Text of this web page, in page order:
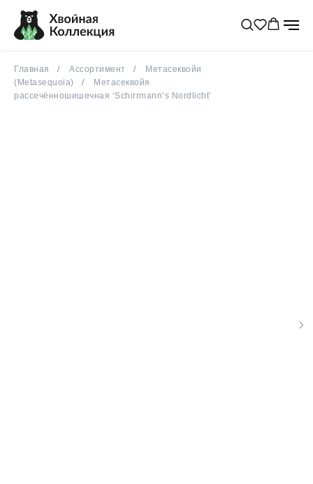
Главная Ассортимент
Метасеквойи
(Metasequoia)
Метасеквойя
рассечённошишечная ‘Schirrmann’s Nordlicht’
весна 2026